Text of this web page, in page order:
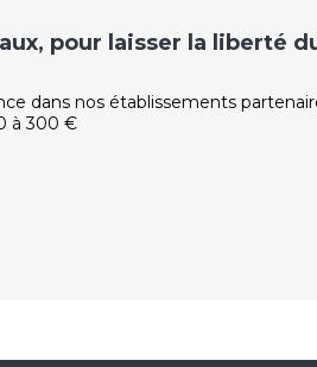
pour laisser la liberté
dans nos établissements
à 300 €